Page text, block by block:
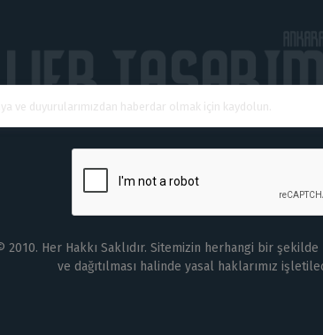
2010. Her Hakkı Saklıdır. Sitemizin herhangi bir şekilde
ve dağıtılması halinde yasal haklarımız